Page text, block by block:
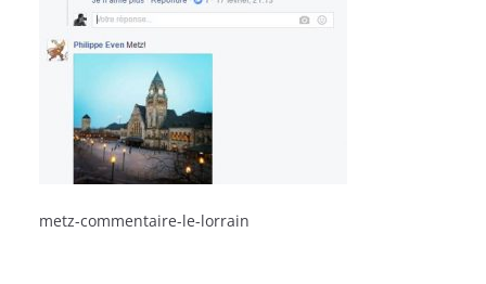
metz-commentaire-le-lorrain